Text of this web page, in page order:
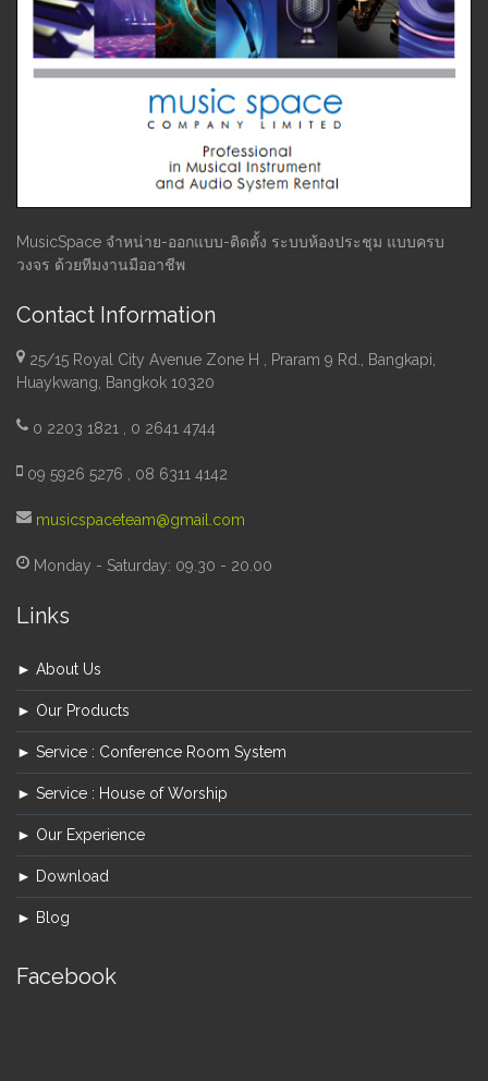
MusicSpace จำหน่าย-ออกแบบ-ติดตั้ง ระบบห้องประชุม แบบครบ
วงจร ด้วยทีมงานมืออาชีพ
Contact Information
25/15 Royal City Avenue Zone H , Praram 9 Rd., Bangkapi,
Huaykwang, Bangkok 10320
0 2203 1821 , 0 2641 4744
09 5926 5276 , 08 6311 4142
musicspaceteam@gmail.com
Monday - Saturday: 09.30 - 20.00
Links
► About Us
► Our Products
► Service : Conference Room System
► Service : House of Worship
► Our Experience
► Download
► Blog
Facebook